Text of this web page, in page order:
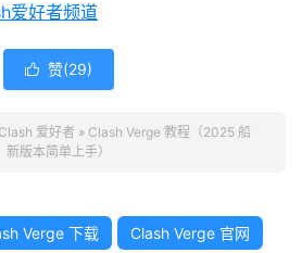
爱好者频道
 赞(29)
Clash 爱好者 » Clash Verge 教程（2025 船
新版本简单上手）
Verge 下载 Clash Verge 官网